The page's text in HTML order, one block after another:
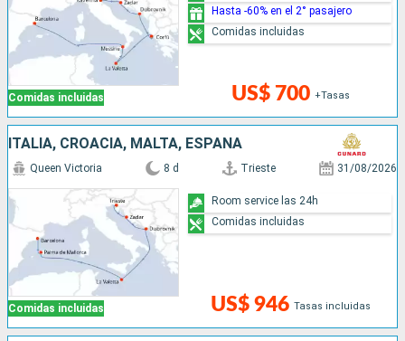
Comidas incluidas US$ 700 +Tasas
Hasta -60% en el 2° pasajero
Comidas incluidas
ITALIA, CROACIA, MALTA, ESPAÑA
Comidas incluidas
Queen Victoria 8 d Trieste 31/08/2026
US$ 946 Tasas incluidas
Room service las 24h
Comidas incluidas